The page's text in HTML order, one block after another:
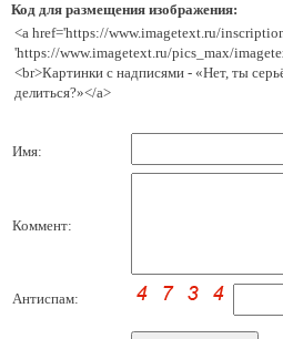
Код для размещения изображения:
<a href='https://www.imagetext.ru/
'https://www.imagetext.ru/pics_max/
<br>Картинки с надписями - «Нет, ты
делиться?»</a>
Имя:
Коммент:
Антиспам: